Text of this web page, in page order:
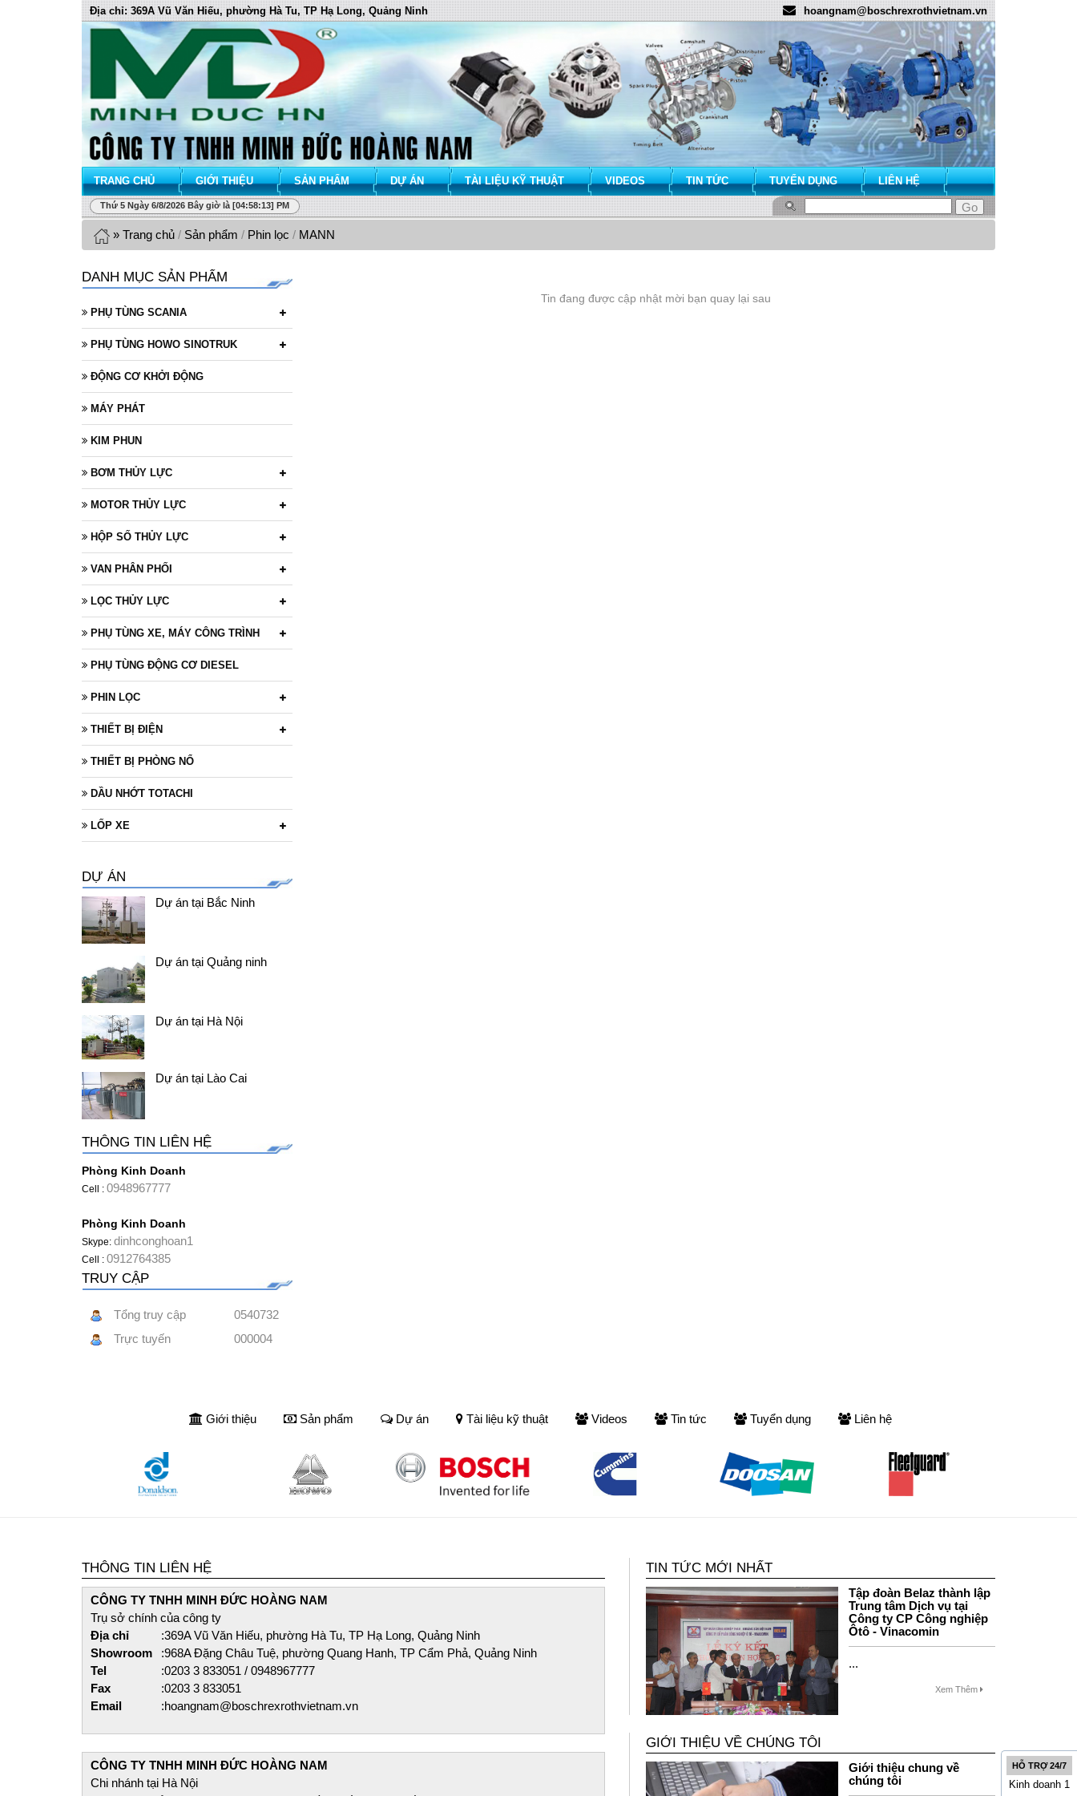
Địa chỉ: 369A Vũ Văn Hiếu, phường Hà Tu, TP Hạ Long, Quảng Ninh hoangnam@boschrexrothvietnam.vn
TRANG CHỦ GIỚI THIỆU SẢN PHẨM DỰ ÁN TÀI LIỆU KỸ THUẬT VIDEOS TIN TỨC TUYỂN DỤNG LIÊN HỆ
Thứ 5 Ngày 6/8/2026 Bây giờ là [04:58:13] PM
» Trang chủ / Sản phẩm / Phin lọc / MANN
DANH MỤC SẢN PHẨM
PHỤ TÙNG SCANIA
PHỤ TÙNG HOWO SINOTRUK
ĐỘNG CƠ KHỞI ĐỘNG
MÁY PHÁT
KIM PHUN
BƠM THỦY LỰC
MOTOR THỦY LỰC
HỘP SỐ THỦY LỰC
VAN PHÂN PHỐI
LỌC THỦY LỰC
PHỤ TÙNG XE, MÁY CÔNG TRÌNH
PHỤ TÙNG ĐỘNG CƠ DIESEL
PHIN LỌC
THIẾT BỊ ĐIỆN
THIẾT BỊ PHÒNG NỔ
DẦU NHỚT TOTACHI
LỐP XE
DỰ ÁN
Dự án tại Bắc Ninh
Dự án tại Quảng ninh
Dự án tại Hà Nội
Dự án tại Lào Cai
THÔNG TIN LIÊN HỆ
Phòng Kinh Doanh
Cell : 0948967777
Phòng Kinh Doanh
Skype: dinhconghoan1
Cell : 0912764385
TRUY CẬP
Tổng truy cập
0540732
Trực tuyến
000004
Tin đang được cập nhật mời bạn quay lại sau
Giới thiệu Sản phẩm Dự án Tài liệu kỹ thuật Videos Tin tức Tuyển dụng Liên hệ
THÔNG TIN LIÊN HỆ
CÔNG TY TNHH MINH ĐỨC HOÀNG NAM​
Trụ sở chính của công ty
Địa chỉ
:369A Vũ Văn Hiếu, phường Hà Tu, TP Hạ Long, Quảng Ninh
Showroom
:968A Đặng Châu Tuệ, phường Quang Hanh, TP Cẩm Phả, Quảng Ninh
Tel
:0203 3 833051 / 0948967777
Fax
:0203 3 833051
Email
:hoangnam@boschrexrothvietnam.vn
CÔNG TY TNHH MINH ĐỨC HOÀNG NAM​
Chi nhánh tại Hà Nội
TIN TỨC MỚI NHẤT
Tập đoàn Belaz thành lập
Trung tâm Dịch vụ tại
Công ty CP Công nghiệp
Ôtô - Vinacomin
...
Xem Thêm
GIỚI THIỆU VỀ CHÚNG TÔI
Giới thiệu chung về
chúng tôi
HỖ TRỢ 24/7
Kinh doanh 1